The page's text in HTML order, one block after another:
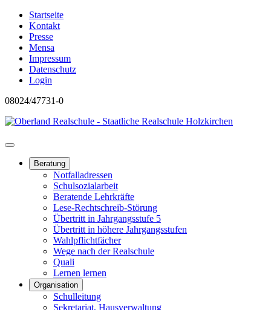
Startseite
Kontakt
Presse
Mensa
Impressum
Datenschutz
Login
08024/47731-0
Beratung
Notfalladressen
Schulsozialarbeit
Beratende Lehrkräfte
Lese-Rechtschreib-Störung
Übertritt in Jahrgangsstufe 5
Übertritt in höhere Jahrgangsstufen
Wahlpflichtfächer
Wege nach der Realschule
Quali
Lernen lernen
Organisation
Schulleitung
Sekretariat, Hausverwaltung